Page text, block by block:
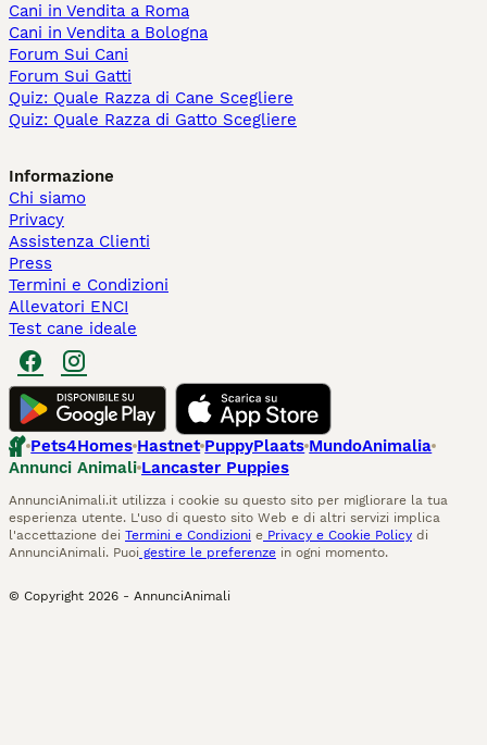
Cani in Vendita a Roma
Cani in Vendita a Bologna
Forum Sui Cani
Forum Sui Gatti
Quiz: Quale Razza di Cane Scegliere
Quiz: Quale Razza di Gatto Scegliere
Informazione
Chi siamo
Privacy
Assistenza Clienti
Press
Termini e Condizioni
Allevatori ENCI
Test cane ideale
Pets4Homes Hastnet PuppyPlaats MundoAnimalia
Annunci Animali Lancaster Puppies
AnnunciAnimali.it utilizza i cookie su questo sito per migliorare la tua
esperienza utente. L'uso di questo sito Web e di altri servizi implica
l'accettazione dei Termini e Condizioni e Privacy e Cookie Policy di
AnnunciAnimali. Puoi gestire le preferenze in ogni momento.
© Copyright 2026 - AnnunciAnimali